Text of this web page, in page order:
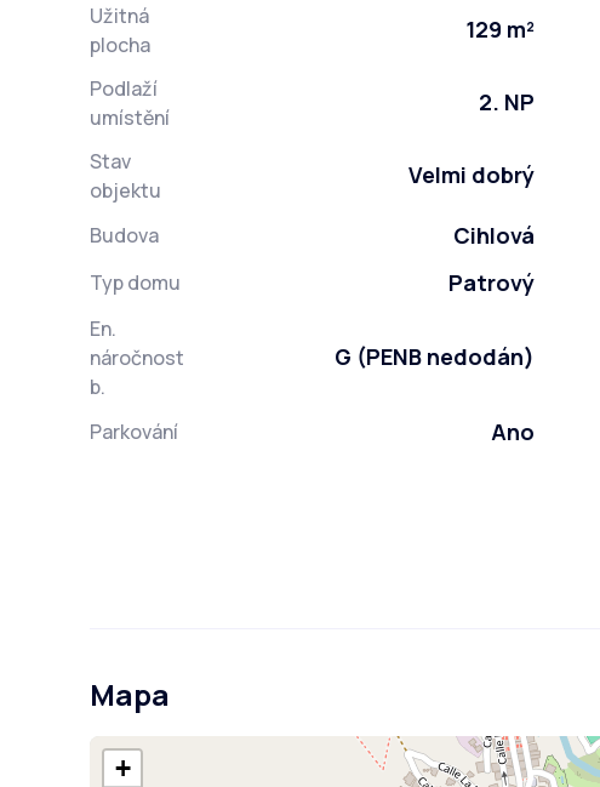
Užitná
plocha
129 m²
Podlaží
umístění
2. NP
Stav
objektu
Velmi dobrý
Budova Cihlová
Typ domu Patrový
En.
náročnost
b.
G (PENB nedodán)
Parkování Ano
Mapa
+